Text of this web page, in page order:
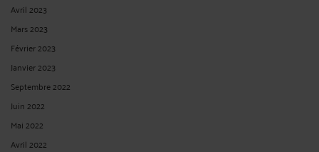
Avril 2023
Mars 2023
Février 2023
Janvier 2023
Septembre 2022
Juin 2022
Mai 2022
Avril 2022